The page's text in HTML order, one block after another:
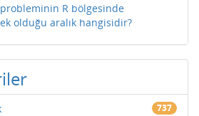
R bölgesinde
olduğu aralık hangisidir?
737